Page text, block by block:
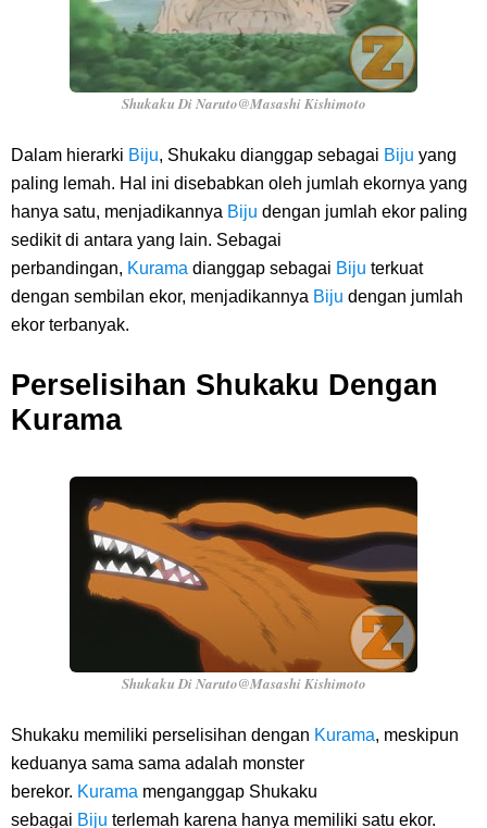
Shukaku Di Naruto@Masashi Kishimoto
Dalam hierarki Biju, Shukaku dianggap sebagai Biju yang
paling lemah. Hal ini disebabkan oleh jumlah ekornya yang
hanya satu, menjadikannya Biju dengan jumlah ekor paling
sedikit di antara yang lain. Sebagai
perbandingan, Kurama dianggap sebagai Biju terkuat
dengan sembilan ekor, menjadikannya Biju dengan jumlah
ekor terbanyak.
Perselisihan Shukaku Dengan
Kurama
Shukaku Di Naruto@Masashi Kishimoto
Shukaku memiliki perselisihan dengan Kurama, meskipun
keduanya sama sama adalah monster
berekor. Kurama menganggap Shukaku
sebagai Biju terlemah karena hanya memiliki satu ekor.